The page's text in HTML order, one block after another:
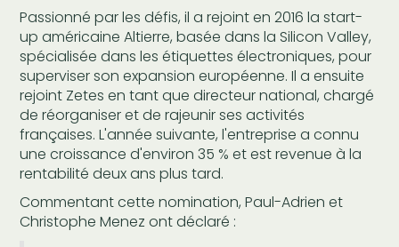
Passionné par les défis, il a rejoint en 2016 la start-
up américaine Altierre, basée dans la Silicon Valley,
spécialisée dans les étiquettes électroniques, pour
superviser son expansion européenne. Il a ensuite
rejoint Zetes en tant que directeur national, chargé
de réorganiser et de rajeunir ses activités
françaises. L'année suivante, l'entreprise a connu
une croissance d'environ 35 % et est revenue à la
rentabilité deux ans plus tard.
Commentant cette nomination, Paul-Adrien et
Christophe Menez ont déclaré :